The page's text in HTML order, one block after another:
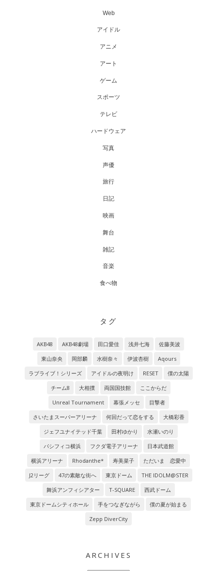
Web
アイドル
アニメ
アート
ゲーム
スポーツ
テレビ
ハードウェア
写真
声優
旅行
日記
映画
舞台
雑記
音楽
食べ物
タグ
AKB48 AKB48劇場 田口愛佳 浅井七海
佐藤美波
東山奈央
岡部麟 水樹奈々 伊波杏樹
Aqours
ラブライブ！シリーズ
アイドルの夜明け RESET
僕の太陽
チーム8
大相撲 両国国技館
ここからだ
Unreal Tournament
幕張メッセ
目撃者
さいたまスーパーアリーナ
何回だって恋をする
大橋彩香
ジェフユナイテッド千葉
田村ゆかり
水瀬いのり
パシフィコ横浜
フクダ電子アリーナ
日本武道館
横浜アリーナ
Rhodanthe* 寿美菜子
ただいま 恋愛中
J2リーグ
47の素敵な街へ 東京ドーム
THE IDOLM@STER
舞浜アンフィシアター
T-SQUARE
西武ドーム
東京ドームシティホール
手をつなぎながら
僕の夏が始まる
Zepp DiverCity
ARCHIVES